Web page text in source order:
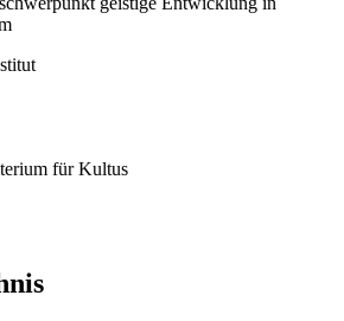
für Kultus